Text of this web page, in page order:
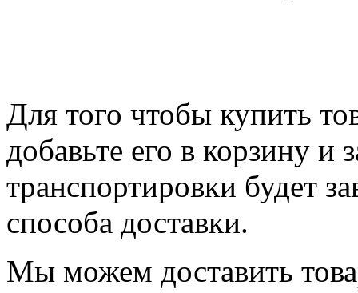
Для того чтобы купить
добавьте его в корзину и
транспортировки будет
способа доставки.
Мы можем доставить